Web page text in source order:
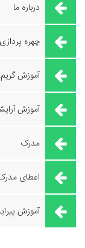
درباره ما
چهره
آموزش
آموزش
مدرک
اعطای
آموزش